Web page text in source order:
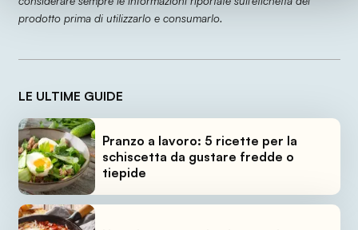
prodotto prima di utilizzarlo e consumarlo.
LE ULTIME GUIDE
Pranzo a lavoro: 5 ricette per la
schiscetta da gustare fredde o
tiepide